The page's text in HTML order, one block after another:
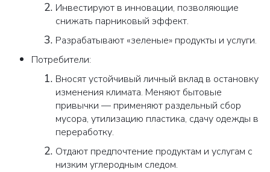
Инвестируют в инновации, позволяющие
снижать парниковый эффект.
Разрабатывают «зеленые» продукты и услуги.
Потребители:
Вносят устойчивый личный вклад в остановку
изменения климата. Меняют бытовые
привычки — применяют раздельный сбор
мусора, утилизацию пластика, сдачу одежды в
переработку.
Отдают предпочтение продуктам и услугам с
низким углеродным следом.